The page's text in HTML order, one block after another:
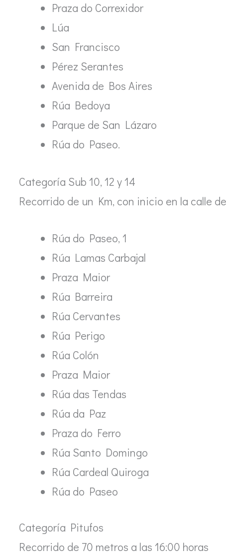
Praza do Correxidor
Lúa
San Francisco
Pérez Serantes
Avenida de Bos Aires
Rúa Bedoya
Parque de San Lázaro
Rúa do Paseo.
Categoría Sub 10, 12 y 14
Recorrido de un Km, con inicio en la calle
Rúa do Paseo, 1
Rúa Lamas Carbajal
Praza Maior
Rúa Barreira
Rúa Cervantes
Rúa Perigo
Rúa Colón
Praza Maior
Rúa das Tendas
Rúa da Paz
Praza do Ferro
Rúa Santo Domingo
Rúa Cardeal Quiroga
Rúa do Paseo
Categoría Pitufos
Recorrido de 70 metros a las 16:00 horas